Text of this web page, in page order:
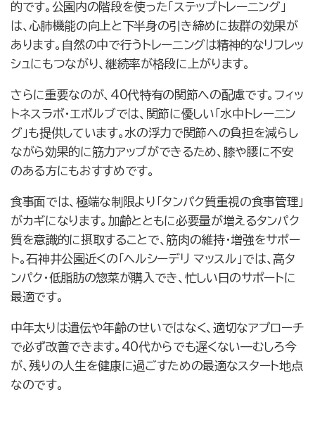
的です。公園内の階段を使った「ステップトレーニング」
は、心肺機能の向上と下半身の引き締めに抜群の効果が
あります。自然の中で行うトレーニングは精神的なリフレッ
シュにもつながり、継続率が格段に上がります。
さらに重要なのが、40代特有の関節への配慮です。フィッ
トネスラボ・エボルブでは、関節に優しい「水中トレーニン
グ」も提供しています。水の浮力で関節への負担を減らし
ながら効果的に筋力アップができるため、膝や腰に不安
のある方にもおすすめです。
食事面では、極端な制限より「タンパク質重視の食事管理」
がカギになります。加齢とともに必要量が増えるタンパク
質を意識的に摂取することで、筋肉の維持・増強をサポー
ト。石神井公園近くの「ヘルシーデリ マッスル」では、高タ
ンパク・低脂肪の惣菜が購入でき、忙しい日のサポートに
最適です。
中年太りは遺伝や年齢のせいではなく、適切なアプローチ
で必ず改善できます。40代からでも遅くない—むしろ今
が、残りの人生を健康に過ごすための最適なスタート地点
なのです。